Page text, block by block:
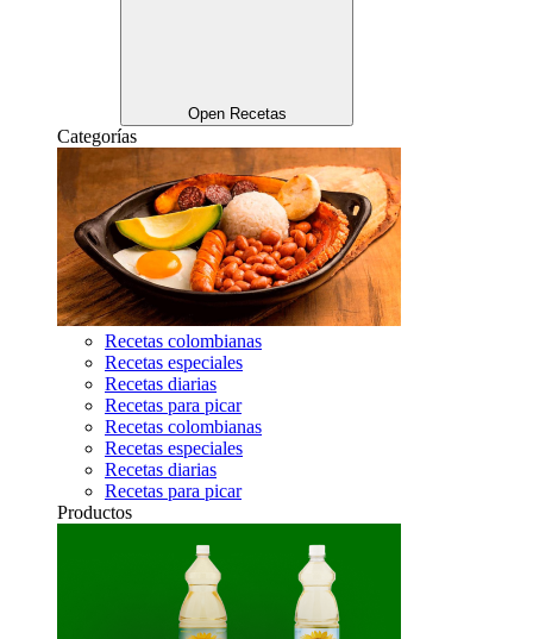
Open Recetas
Categorías
Recetas colombianas
Recetas especiales
Recetas diarias
Recetas para picar
Recetas colombianas
Recetas especiales
Recetas diarias
Recetas para picar
Productos